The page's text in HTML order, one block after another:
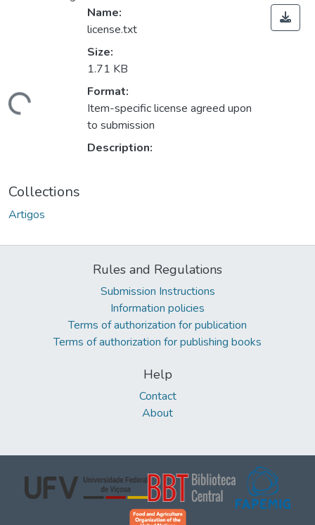
Name:
license.txt
Size:
1.71 KB
Format:
Item-specific license agreed upon
to submission
Description:
Collections
Artigos
Rules and Regulations
Submission Instructions
Information policies
Terms of authorization for publication
Terms of authorization for publishing books
Help
Contact
About